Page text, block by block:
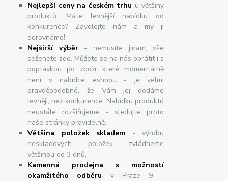
Nejlepší ceny na českém trhu u většiny
produktů. Máte levnější nabídku od
konkurence? Zavolejte nám a my ji
dorovnáme!
Nejširšívýběr- nemusíte jinam, vše
seženete zde. Můžete se na nás obrátit i s
poptávkou po zboží, které momentálně
není v nabídce eshopu - je velmi
pravděpodobné, že Vám jej dodáme
levněji, než konkurence. Nabídku produktů
neustále rozšiřujeme - sledujte proto
naše stránky pravidelně.
Většina položek skladem - výrobu
neskladových položek zvládneme
většinou do 3 dnů.
Kamenná prodejna s možností
okamžitého odběru v Praze 9 -